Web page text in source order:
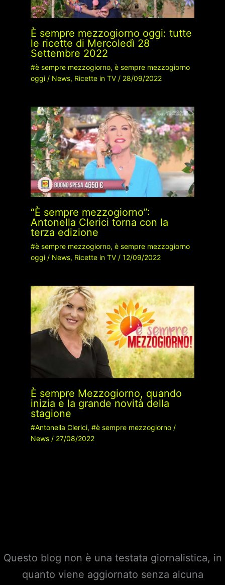
È sempre mezzogiorno oggi: tutte
le ricette di Mercoledì 28
Settembre 2022
#è sempre mezzogiorno, è sempre mezzogiorno
oggi/ News, Ricette in TV/ 28/09/2022
“È sempre mezzogiorno”:
Antonella Clerici torna con la
terza edizione
#è sempre mezzogiorno, è sempre mezzogiorno
oggi/ News, Ricette in TV/ 12/09/2022
È sempre Mezzogiorno, quando
inizia e la grande novità della
stagione
#Antonella Clerici, #è sempre mezzogiorno/
News/ 27/08/2022
Questo blog non è una testata giornalistica, in
quanto viene aggiornato senza alcuna